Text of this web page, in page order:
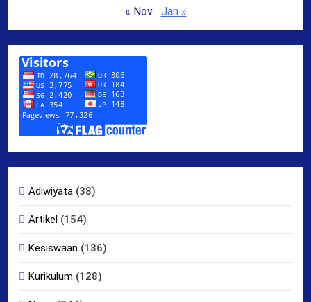
« Nov Jan »
Adiwiyata (38)
Artikel (154)
Kesiswaan (136)
Kurikulum (128)